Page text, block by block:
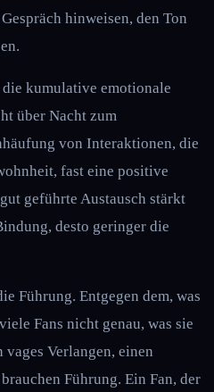
hinweisen, den Ton
kumulative emotionale
über Nacht zum
von Interaktionen, die
fast eine positive
geführte Austausch stärkt
desto geringer die
Führung. Entgegen dem, was
Fans nicht genau, was sie
Verlangen, einen
Führung. Ein Fan, der